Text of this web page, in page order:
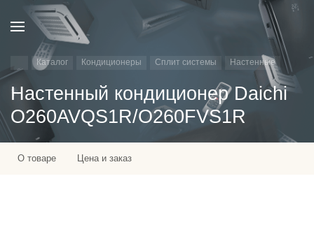
Каталог Кондиционеры Сплит системы Настенные
Настенный кондиционер Daichi
O260AVQS1R/O260FVS1R
О товаре Цена и заказ